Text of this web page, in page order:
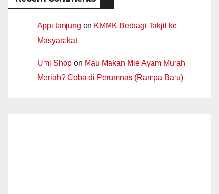
Appi tanjung on KMMK Berbagi Takjil ke
Masyarakat
Umi Shop on Mau Makan Mie Ayam Murah
Meriah? Coba di Perumnas (Rampa Baru)